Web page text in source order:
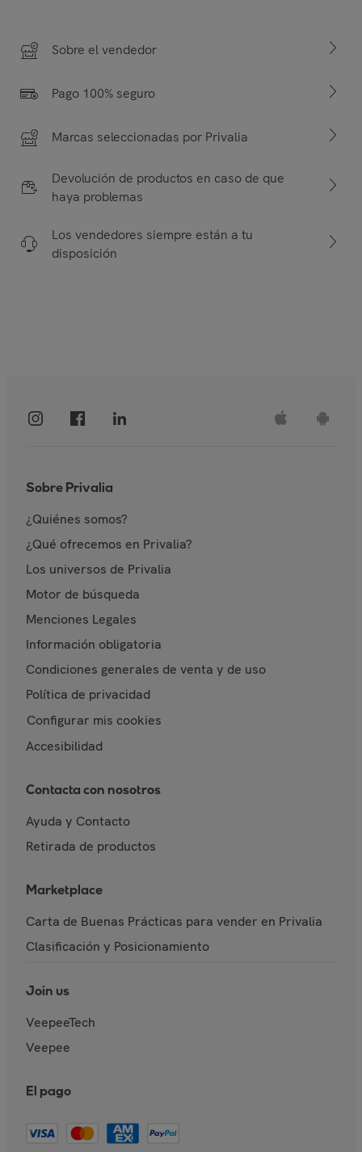
Sobre el vendedor
Pago 100% seguro
Marcas seleccionadas por Privalia
Devolución de productos en caso de que
haya problemas
Los vendedores siempre están a tu
disposición
Sobre Privalia
¿Quiénes somos?
¿Qué ofrecemos en Privalia?
Los universos de Privalia
Motor de búsqueda
Menciones Legales
Información obligatoria
Condiciones generales de venta y de uso
Política de privacidad
Configurar mis cookies
Accesibilidad
Contacta con nosotros
Ayuda y Contacto
Retirada de productos
Marketplace
Carta de Buenas Prácticas para vender en Privalia
Clasificación y Posicionamiento
Join us
VeepeeTech
Veepee
El pago